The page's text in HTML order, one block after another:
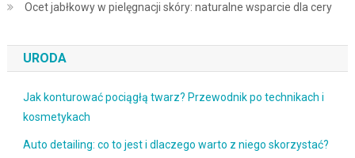
Ocet jabłkowy w pielęgnacji skóry: naturalne wsparcie dla cery
URODA
Jak konturować pociągłą twarz? Przewodnik po technikach i
kosmetykach
Auto detailing: co to jest i dlaczego warto z niego skorzystać?